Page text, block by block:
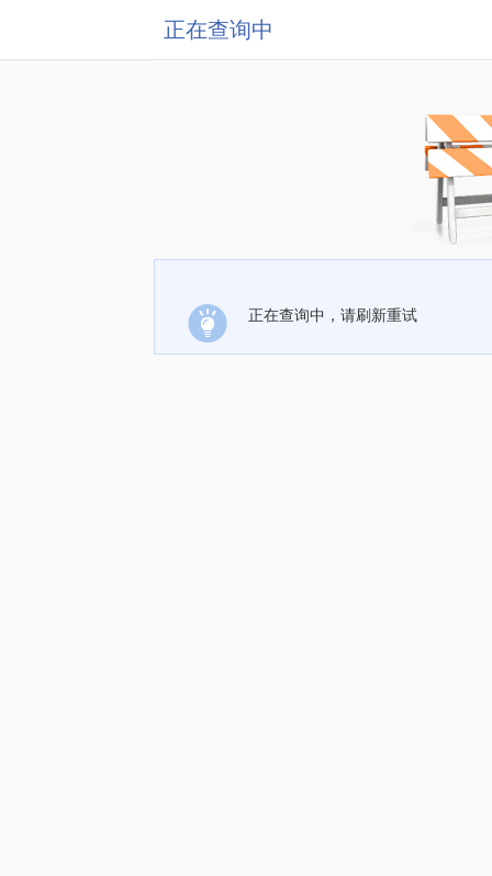
正在查询中
正在查询中，请刷新重试